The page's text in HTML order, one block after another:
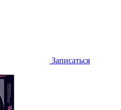
Записаться